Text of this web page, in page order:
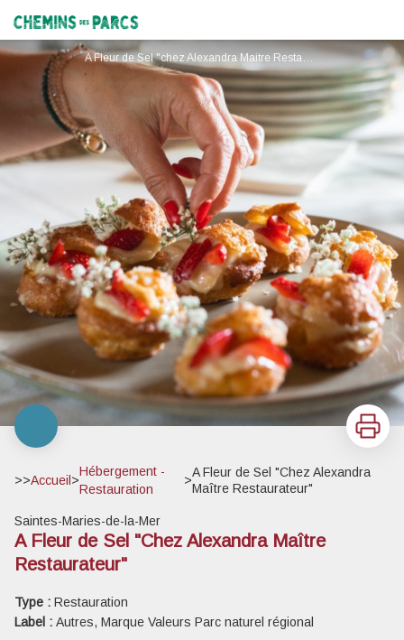
Chemins des Parcs
A Fleur de Sel "chez Alexandra Maitre Restaurateur"_Saintes-Maries-de-la-Mer
Voir l'image en plein écran
Imprimer
>>Accueil >
Hébergement -
Restauration
>
A Fleur de Sel "Chez Alexandra
Maître Restaurateur"
Saintes-Maries-de-la-Mer
A Fleur de Sel "Chez Alexandra Maître
Restaurateur"
Type : Restauration
Label : Autres, Marque Valeurs Parc naturel régional